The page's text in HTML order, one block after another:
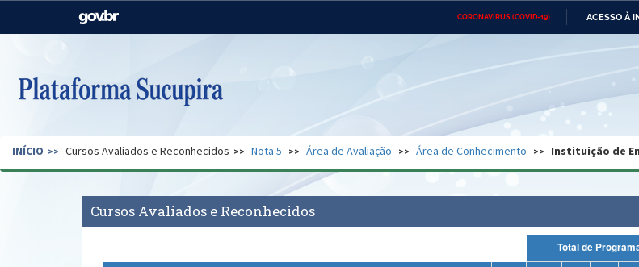
CORONAVÍRUS (COVID-19) ACESSO À
Casa Civil Ministério das
Pecuária e Abastecimento
Ministério do Desenvolvimento
Regional
Secretaria de Governo Gabinete de Segurança Advocacia-Geral da União Banco Central do
INÍCIO Cursos Avaliados e Reconhecidos Nota 5 Área de Avaliação Área de Conhecimento Instituição de
Cursos Avaliados e Reconhecidos